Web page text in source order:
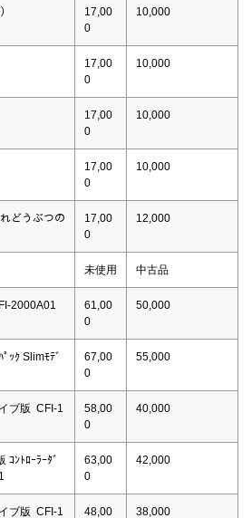
17,00
0
10,000
17,00
0
10,000
17,00
0
10,000
17,00
0
10,000
どうぶつの
17,00
0
12,000
未使用 中古品
2000A01
61,00
0
50,000
ﾟｯｸ Slimﾓﾃﾞ
67,00
0
55,000
ブ版 CFI-1
58,00
0
40,000
ｺﾝﾄﾛｰﾗｰﾀﾞ
63,00
0
42,000
ブ版 CFI-1 48,00 38,000